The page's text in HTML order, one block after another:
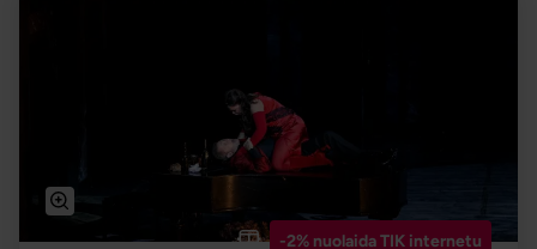
-2% nuolaida TIK internetu